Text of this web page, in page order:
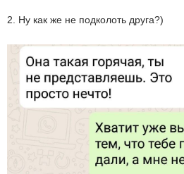
2. Ну как же не подколоть друга?)